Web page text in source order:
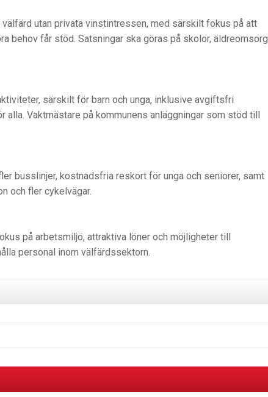
utan privata vinstintressen, med särskilt fokus på att
behov får stöd. Satsningar ska göras på skolor, äldreomsorg
särskilt för barn och unga, inklusive avgiftsfri
Vaktmästare på kommunens anläggningar som stöd till
busslinjer, kostnadsfria reskort för unga och seniorer, samt
och fler cykelvägar.
på arbetsmiljö, attraktiva löner och möjligheter till
personal inom välfärdssektorn.